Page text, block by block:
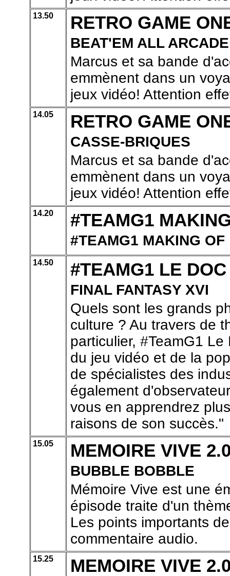
13.50 RETRO GAME
BEAT'EM ALL ARCADE
Marcus et sa bande
emmènent dans un
jeux vidéo! Attention
14.05 RETRO GAME
CASSE-BRIQUES
Marcus et sa bande
emmènent dans un
jeux vidéo! Attention
14.20 #TEAMG1
#TEAMG1 MAKING OF
14.50 #TEAMG1 LE
FINAL FANTASY XVI
Quels sont les grands
culture ? Au travers de
particulier, #TeamG1
du jeu vidéo et de la
de spécialistes des
également
vous en apprendrez
raisons de son succès."
15.05 MEMOIRE VIVE
BUBBLE BOBBLE
Mémoire Vive est une
épisode traite d'un
Les points importants
commentaire audio.
15.25 MEMOIRE VIVE